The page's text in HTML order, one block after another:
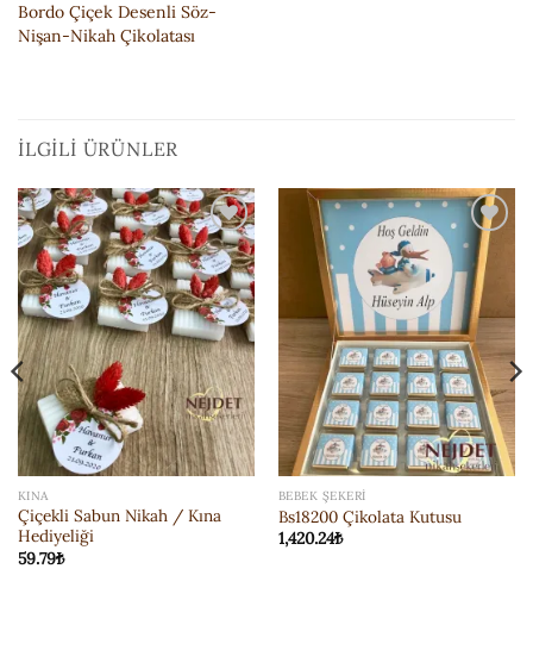
Bordo Çiçek Desenli Söz-
Nişan-Nikah Çikolatası
İLGILI ÜRÜNLER
ISTEK
LISTESI'NE
EKLE
KINA
Çiçekli Sabun Nikah / Kına
Hediyeliği
59.79₺
ISTEK
LISTESI'NE
EKLE
BEBEK ŞEKERI
Bs18200 Çikolata Kutusu
1,420.24₺